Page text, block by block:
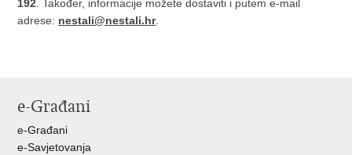
192. Također, informacije možete dostaviti i putem e-mail
adrese: nestali@nestali.hr.
e-Građani
e-Građani
e-Savjetovanja